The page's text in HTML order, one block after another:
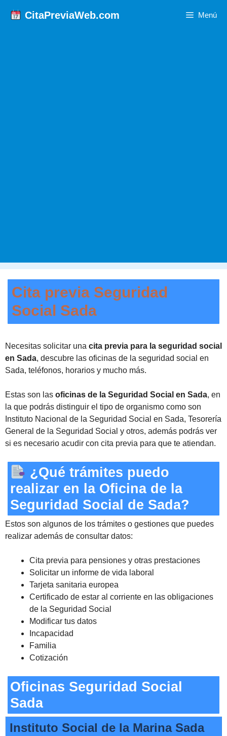
CitaPreviaWeb.com Menú
Cita previa Seguridad
Social Sada
Necesitas solicitar una cita previa para la seguridad social
en Sada, descubre las oficinas de la seguridad social en
Sada, teléfonos, horarios y mucho más.
Estas son las oficinas de la Seguridad Social en Sada, en
la que podrás distinguir el tipo de organismo como son
Instituto Nacional de la Seguridad Social en Sada, Tesorería
General de la Seguridad Social y otros, además podrás ver
si es necesario acudir con cita previa para que te atiendan.
¿Qué trámites puedo
realizar en la Oficina de la
Seguridad Social de Sada?
Estos son algunos de los trámites o gestiones que puedes
realizar además de consultar datos:
Cita previa para pensiones y otras prestaciones
Solicitar un informe de vida laboral
Tarjeta sanitaria europea
Certificado de estar al corriente en las obligaciones
de la Seguridad Social
Modificar tus datos
Incapacidad
Familia
Cotización
Oficinas Seguridad Social
Sada
Instituto Social de la Marina Sada